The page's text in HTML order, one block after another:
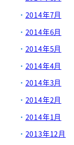
2014年7月
2014年6月
2014年5月
2014年4月
2014年3月
2014年2月
2014年1月
2013年12月